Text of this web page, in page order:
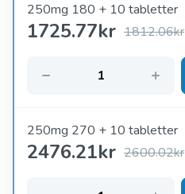
250mg 180 + 10 tabletter
1725.77kr 1812.06kr
250mg 270 + 10 tabletter
2476.21kr 2600.02kr